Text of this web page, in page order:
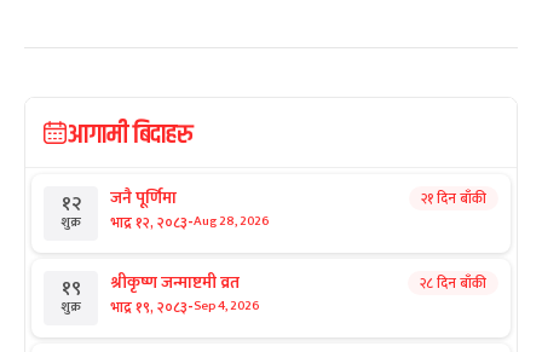
आगामी बिदाहरु
१२
शुक्र
जनै पूर्णिमा
भाद्र १२, २०८३-Aug 28, 2026
२१ दिन बाँकी
१९
शुक्र
श्रीकृष्ण जन्माष्टमी व्रत
भाद्र १९, २०८३-Sep 4, 2026
२८ दिन बाँकी